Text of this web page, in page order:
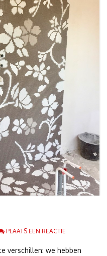
PLAATS EEN REACTIE
verschillen: we hebben